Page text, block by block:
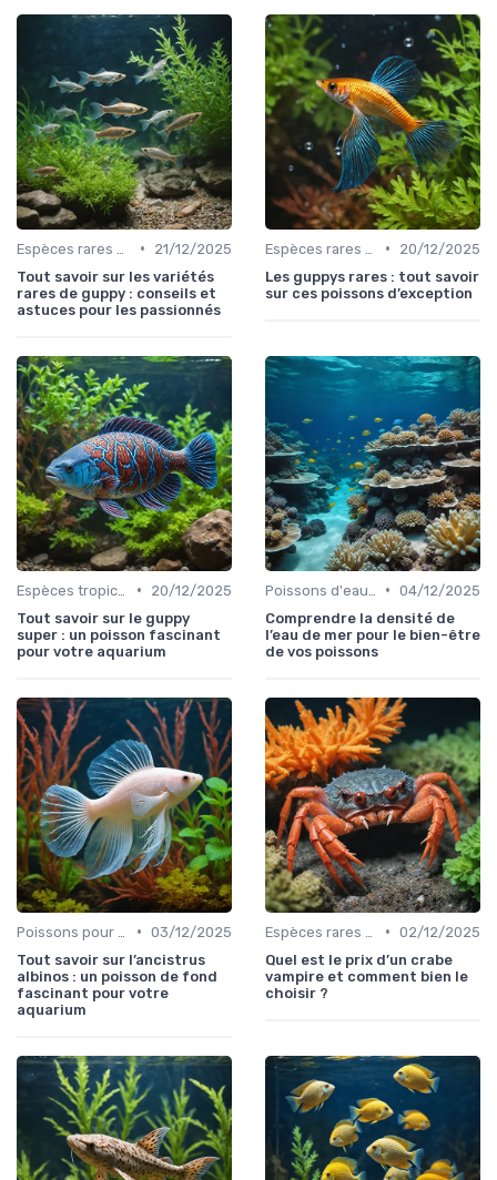
•
21/12/2025
Tout savoir sur les variétés
rares de guppy : conseils et
astuces pour les passionnés
•
20/12/2025
Les guppys rares : tout savoir
sur ces poissons d’exception
•
20/12/2025
Tout savoir sur le guppy
super : un poisson fascinant
pour votre aquarium
• 04/12/2025
Comprendre la densité de
l’eau de mer pour le bien-être
de vos poissons
• 03/12/2025
Tout savoir sur l’ancistrus
albinos : un poisson de fond
fascinant pour votre
aquarium
• 02/12/2025
Quel est le prix d’un crabe
vampire et comment bien le
choisir ?